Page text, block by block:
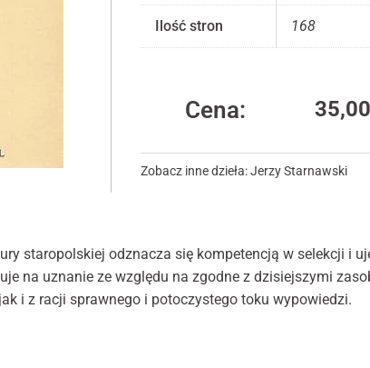
Ilość stron 168
Cena:
Zobacz inne dzieła:Jerzy Starnawski
staropolskiej odznacza się kompetencją w selekcji i
na uznanie ze względu na zgodne z dzisiejszymi
i z racji sprawnego i potoczystego toku wypowiedzi.
Abyśmy
i strukturę
strona
używana.